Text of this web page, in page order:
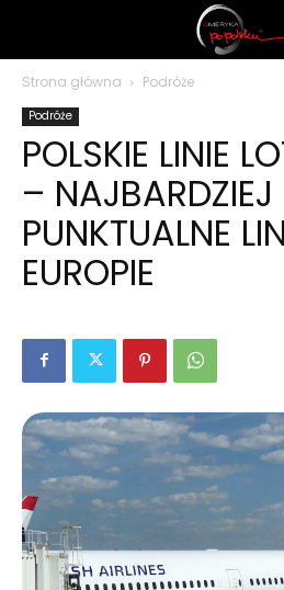
polsku
Strona główna Podróże
Podróże
POLSKIE LINIE
– NAJBARDZIEJ
PUNKTUALNE
EUROPIE